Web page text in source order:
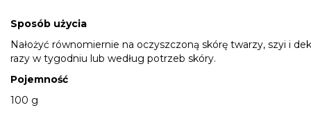
Sposób użycia
Nałożyć równomiernie na oczyszczoną skórę twarzy, szyi i
razy w tygodniu lub według potrzeb skóry.
Pojemność
100 g